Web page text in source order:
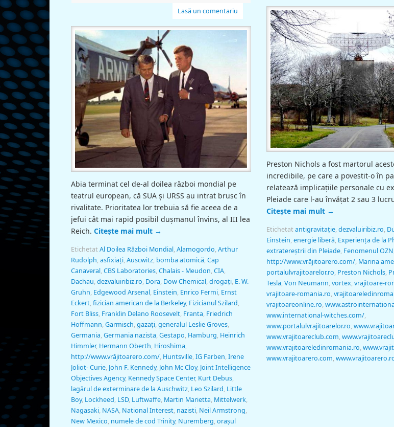
Lasă un comentariu
Abia terminat cel de-al doilea război mondial pe
teatrul european, că SUA şi URSS au intrat brusc în
rivalitate. Prioritatea lor trebuia să fie aceea de a
jefui cât mai rapid posibil duşmanul învins, al III lea
Reich. Citește mai mult →
Etichetat Al Doilea Război Mondial,Alamogordo,Arthur
Rudolph,asfixiaţi,Auscwitz, bomba atomică,Cap
Canaveral,CBS Laboratories,Chalais - Meudon,CIA,
Dachau,dezvaluiribiz.ro, Dora, Dow Chemical,drogaţi, E. W.
Gruhn, Edgewood Arsenal, Einstein, Enrico Fermi, Ernst
Eckert,fizician american de la Berkeley, Fizicianul Szilard,
Fort Bliss, Franklin Delano Roosevelt, Franta, Friedrich
Hoffmann,Garmisch,gazaţi,generalul Leslie Groves,
Germania,Germania nazista,Gestapo, Hamburg, Heinrich
Himmler, Hermann Oberth, Hiroshima,
http://www.vrăjitoarero.com/, Huntsville,IG Farben,Irene
Joliot- Curie, John F. Kennedy, John Mc Cloy, Joint Intelligence
Objectives Agency, Kennedy Space Center, Kurt Debus,
lagărul de exterminare de la Auschwitz, Leo Szilard, Little
Boy, Lockheed, LSD, Luftwaffe, Martin Marietta, Mittelwerk,
Nagasaki, NASA, National Interest, nazisti, Neil Armstrong,
New Mexico, numele de cod Trinity, Nuremberg,oraşul
Preston Nichols a fost martorul
incredibile, pe care a povestit-o în
relatează implicaţiile personale cu
Pleiade care l-au învăţat 2 sau 3
Citește mai mult →
Etichetat antigravitaţie,dezvaluiribiz.ro,
Einstein,energie liberă, Experienţa de la
extratereştrii din Pleiade, Fenomenul OZN
http://www.vrăjitoarero.com/, Marina
portalulvrajitoarelor.ro, Preston Nichols,
Tesla,Von Neumann,vortex,vrajitoare-
vrajitoare-romania.ro,
vrajitoareonline.ro,
www.international-witches.com/,
www.portalulvrajitoarelor.ro,
www.vrajitoareclub.com,
www.vrajitoareledinromania.ro,
www.vrajitoarero.com,